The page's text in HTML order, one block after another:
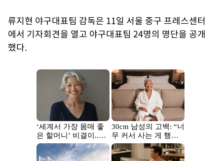
류지현 야구대표팀 감독은 11일 서울 중구 프레스센터
에서 기자회견을 열고 야구대표팀 24명의 명단을 공개
했다.